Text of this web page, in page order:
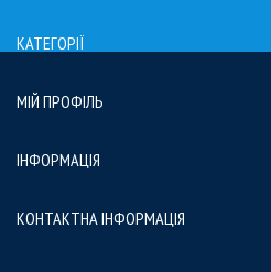
КАТЕГОРІЇ
МІЙ ПРОФІЛЬ
ІНФОРМАЦІЯ
КОНТАКТНА ІНФОРМАЦІЯ